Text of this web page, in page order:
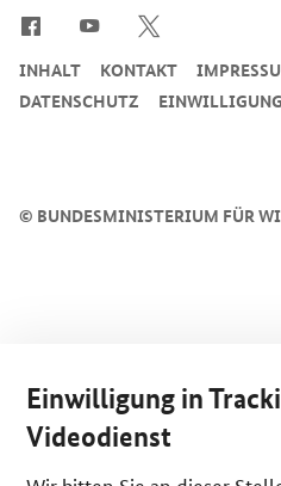
© BUNDESMINISTERIUM FÜR
INHALT KONTAKT
DATENSCHUTZ
Einwilligung in
Videodienst